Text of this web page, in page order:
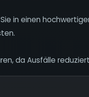
in einen
da Ausfälle